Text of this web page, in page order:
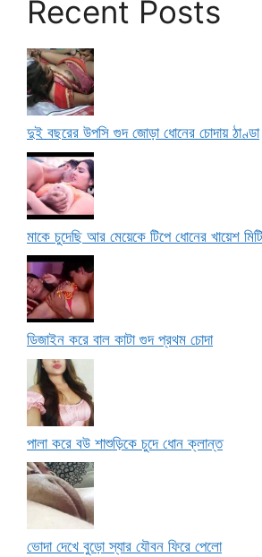
Recent Posts
দুই বছরের উপসি গুদ জোড়া ধোনের চোদায় ঠাণ্ডা
মাকে চুদেছি আর মেয়েকে টিপে ধোনের খায়েশ
ডিজাইন করে বাল কাটা গুদ প্রথম চোদা
পালা করে বউ শাশুড়িকে চুদে ধোন ক্লান্ত
ভোদা দেখে বুড়ো স্যার যৌবন ফিরে পেলো